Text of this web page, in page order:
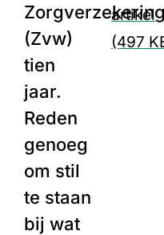
(Zvw)
tien
jaar.
Reden
genoeg
om stil
te staan
bij wat
artikel
(497